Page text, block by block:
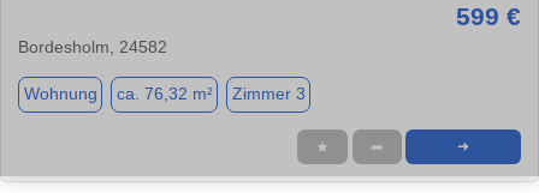
599 €
Bordesholm, 24582
Wohnung ca. 76,32 m² Zimmer 3
★ ➦ ➜